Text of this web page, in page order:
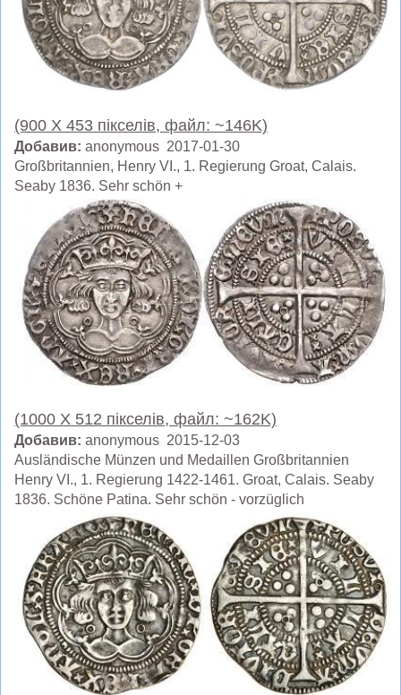
(900 X 453 пікселів, файл: ~146K)
Добавив: anonymous 2017-01-30
Großbritannien, Henry VI., 1. Regierung Groat, Calais.
Seaby 1836. Sehr schön +
(1000 X 512 пікселів, файл: ~162K)
Добавив: anonymous 2015-12-03
Ausländische Münzen und Medaillen Großbritannien
Henry VI., 1. Regierung 1422-1461. Groat, Calais. Seaby
1836. Schöne Patina. Sehr schön - vorzüglich